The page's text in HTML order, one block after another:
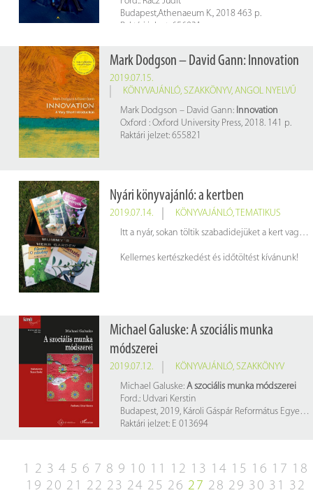
Budapest,Athenaeum K., 2018 463 p.
Raktári jelzet: 656031
Mark Dodgson – David Gann: Innovation
2019.07.15.
KÖNYVAJÁNLÓ, SZAKKÖNYV, ANGOL NYELVŰ
Mark Dodgson – David Gann:Innovation
Oxford : Oxford University Press, 2018. 141 p.
Raktári jelzet: 655821
Nyári könyvajánló: a kertben
2019.07.14. KÖNYVAJÁNLÓ, TEMATIKUS
Itt a nyár, sokan töltik szabadidejüket a kert vagy akár egy erkély, körfolyosó csinosításával. Hogy növényeink a legjobb ápolást kaphassák, szakszerű gondoskodást igényelnek.
Kellemes kertészkedést és időtöltést kívánunk!
Michael Galuske: A szociális munka
módszerei
2019.07.12. KÖNYVAJÁNLÓ, SZAKKÖNYV
Michael Galuske: A szociális munka módszerei
Ford.: Udvari Kerstin
Budapest, 2019, Károli Gáspár Református Egyetem – L'Harmattan K. 330 p.
Raktári jelzet: E 013694
1 2 3 4 5 6 7 8 9 10 11 12 13 14 15 16 17 18
19 20 21 22 23 24 25 26 27 28 29 30 31 32